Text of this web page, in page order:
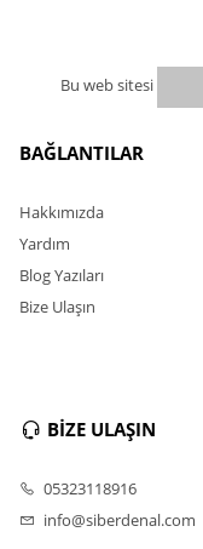
Bu web sitesi
BAĞLANTILAR
Hakkımızda
Yardım
Blog Yazıları
Bize Ulaşın
BİZE ULAŞIN
05323118916
info@siberdenal.com